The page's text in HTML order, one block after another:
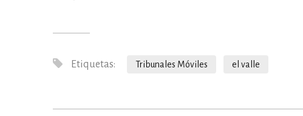
Etiquetas: Tribunales Móviles el valle